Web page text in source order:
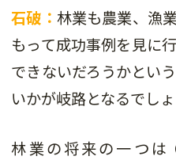
石破： 林業も農業、漁
もって成功事例を見に
できないだろうかとい
いかが岐路となるでしょ
林業の将来の一つは